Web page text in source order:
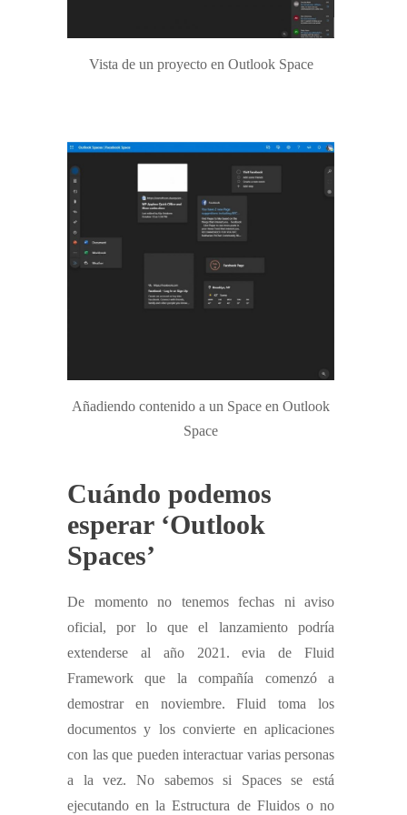
Vista de un proyecto en Outlook Space
Añadiendo contenido a un Space en Outlook
Space
Cuándo podemos
esperar ‘Outlook
Spaces’
De momento no tenemos fechas ni aviso
oficial, por lo que el lanzamiento podría
extenderse al año 2021. evia de Fluid
Framework que la compañía comenzó a
demostrar en noviembre. Fluid toma los
documentos y los convierte en aplicaciones
con las que pueden interactuar varias personas
a la vez. No sabemos si Spaces se está
ejecutando en la Estructura de Fluidos o no